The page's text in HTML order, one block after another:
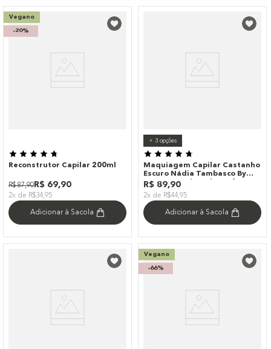
Vegano
-20%
Reconstrutor Capilar 200ml
R$ 87,90R$ 69,90
2x de R$34,95
Adicionar à Sacola
+ 3opções
Maquiagem Capilar Castanho
Escuro Nádia Tambasco By
Océane - Hair Makeup 4g
R$ 89,90
2x de R$44,95
Adicionar à Sacola
Vegano
-66%